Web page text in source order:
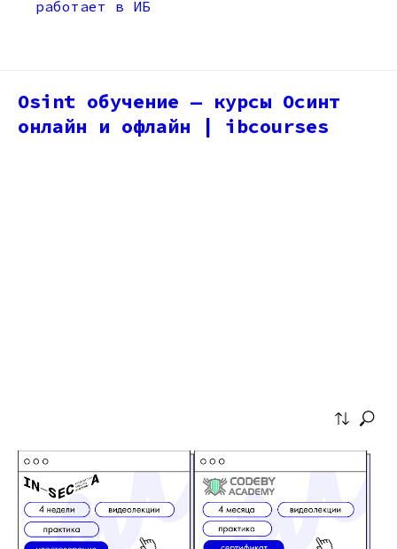
работает в ИБ
Osint обучение — курсы Осинт
онлайн и офлайн | ibcourses